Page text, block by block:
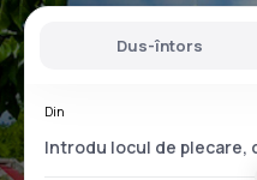
Dus-întors
Din